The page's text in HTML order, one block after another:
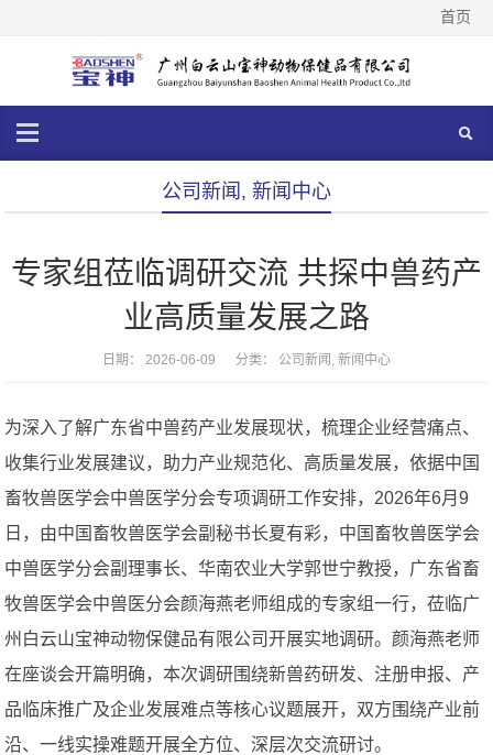
首页
公司新闻 , 新闻中心
专家组莅临调研交流 共探中兽药产
业高质量发展之路
日期： 2026-06-09 分类： 公司新闻 , 新闻中心
为深入了解广东省中兽药产业发展现状，梳理企业经营痛点、
收集行业发展建议，助力产业规范化、高质量发展，依据中国
畜牧兽医学会中兽医学分会专项调研工作安排，2026年6月9
日，由中国畜牧兽医学会副秘书长夏有彩，中国畜牧兽医学会
中兽医学分会副理事长、华南农业大学郭世宁教授，广东省畜
牧兽医学会中兽医分会颜海燕老师组成的专家组一行，莅临广
州白云山宝神动物保健品有限公司开展实地调研。颜海燕老师
在座谈会开篇明确，本次调研围绕新兽药研发、注册申报、产
品临床推广及企业发展难点等核心议题展开，双方围绕产业前
沿、一线实操难题开展全方位、深层次交流研讨。